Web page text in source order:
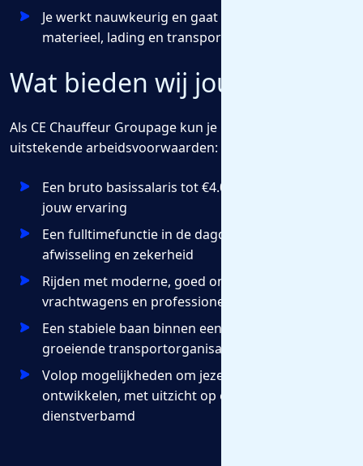
Je werkt nauwkeurig en gaat zorgvuldig om met
materieel, lading en transportdocumenten
Wat bieden wij jou?
Als CE Chauffeur Groupage kun je rekenen op
uitstekende arbeidsvoorwaarden:
Een bruto basissalaris tot €4.050,-, afhankelijk van
jouw ervaring
Een fulltimefunctie in de dagdienst met veel
afwisseling en zekerheid
Rijden met moderne, goed onderhouden
vrachtwagens en professioneel materieel
Een stabiele baan binnen een betrouwbare en
groeiende transportorganisatie
Volop mogelijkheden om jezelf verder te
ontwikkelen, met uitzicht op een vast
dienstverbamd